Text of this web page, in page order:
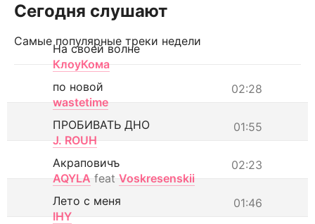
Сегодня слушают
Самые популярные треки недели
На своей волне
КлоуКома
02:28
по новой
wastetime
01:55
ПРОБИВАТЬ ДНО
J. ROUH
02:23
Акраповичъ
AQYLA feat Voskresenskii
01:46
Лето с меня
IHY